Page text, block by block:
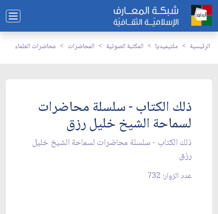
الرئيسية ملتيميديا المكتبة الصوتية المحاضرات محاضرات العلماء
ذلك الكتاب - سلسلة محاضرات
لسماحة الشيخ خليل رزق
ذلك الكتاب - سلسلة محاضرات لسماحة الشيخ خليل
رزق
عدد الزوار: 732